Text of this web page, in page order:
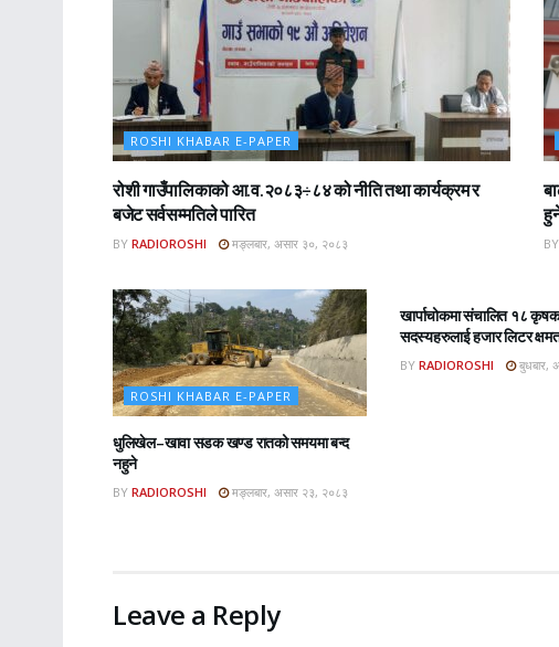
ROSHI KHABAR E-PAPER
रोशी गाउँपालिकाको आ.व.२०८३÷८४ को नीति तथा कार्यक्रम र
बजेट सर्वसम्मतिले पारित
BY RADIOROSHI मङ्लबार, असार ३०, २०८३ BY
ROSHI KHABAR E-PAPER
धुलिखेल–खावा सडक खण्ड रातको समयमा बन्द
नहुने
BY RADIOROSHI मङ्लबार, असार २३, २०८३
खार्पाचोकमा संचालित १८
सदस्यहरुलाई हजार लिटर
BY RADIOROSHI बुधबार,
Leave a Reply